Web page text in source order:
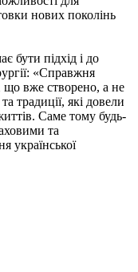
нових поколінь
бути підхід і до
«Справжня
вже створено, а не
традиції, які довели
Саме тому будь-
та
української